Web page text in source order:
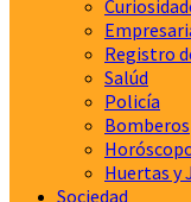
Registro
Salúd
Policía
Bomberos
Huertas y
Sociedad